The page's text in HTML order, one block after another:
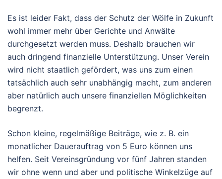
Es ist leider Fakt, dass der Schutz der Wölfe in Zukunft
wohl immer mehr über Gerichte und Anwälte
durchgesetzt werden muss. Deshalb brauchen wir
auch dringend finanzielle Unterstützung. Unser Verein
wird nicht staatlich gefördert, was uns zum einen
tatsächlich auch sehr unabhängig macht, zum anderen
aber natürlich auch unsere finanziellen Möglichkeiten
begrenzt.
Schon kleine, regelmäßige Beiträge, wie z. B. ein
monatlicher Dauerauftrag von 5 Euro können uns
helfen. Seit Vereinsgründung vor fünf Jahren standen
wir ohne wenn und aber und politische Winkelzüge auf